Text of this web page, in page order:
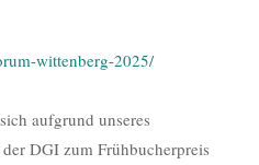
wittenberg-2025/
aufgrund unseres
DGI zum Frühbucherpreis